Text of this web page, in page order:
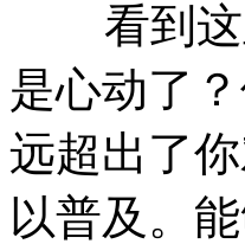
看到这
是心动了
远超出了
以普及。